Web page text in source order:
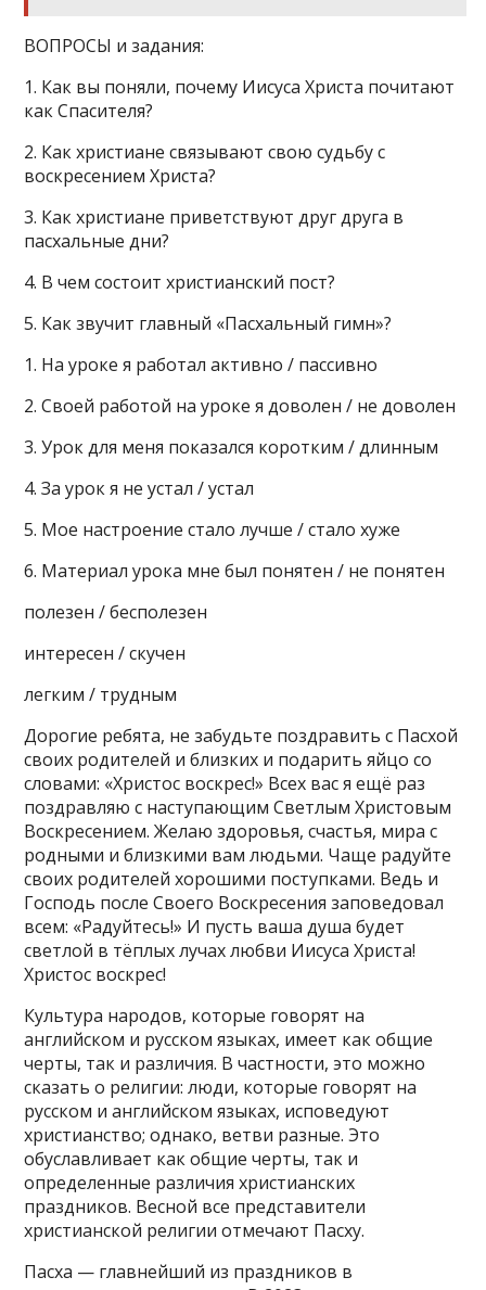
ВОПРОСЫ и задания:
1. Как вы поняли, почему Иисуса Христа почитают
как Спасителя?
2. Как христиане связывают свою судьбу с
воскресением Христа?
3. Как христиане приветствуют друг друга в
пасхальные дни?
4. В чем состоит христианский пост?
5. Как звучит главный «Пасхальный гимн»?
1. На уроке я работал активно / пассивно
2. Своей работой на уроке я доволен / не доволен
3. Урок для меня показался коротким / длинным
4. За урок я не устал / устал
5. Мое настроение стало лучше / стало хуже
6. Материал урока мне был понятен / не понятен
полезен / бесполезен
интересен / скучен
легким / трудным
Дорогие ребята, не забудьте поздравить с Пасхой
своих родителей и близких и подарить яйцо со
словами: «Христос воскрес!» Всех вас я ещё раз
поздравляю с наступающим Светлым Христовым
Воскресением. Желаю здоровья, счастья, мира с
родными и близкими вам людьми. Чаще радуйте
своих родителей хорошими поступками. Ведь и
Господь после Своего Воскресения заповедовал
всем: «Радуйтесь!» И пусть ваша душа будет
светлой в тёплых лучах любви Иисуса Христа!
Христос воскрес!
Культура народов, которые говорят на
английском и русском языках, имеет как общие
черты, так и различия. В частности, это можно
сказать о религии: люди, которые говорят на
русском и английском языках, исповедуют
христианство; однако, ветви разные. Это
обуславливает как общие черты, так и
определенные различия христианских
праздников. Весной все представители
христианской религии отмечают Пасху.
Пасха — главнейший из праздников в